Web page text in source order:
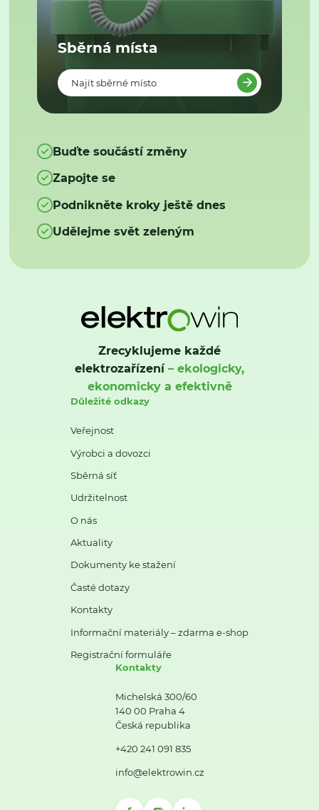
Sběrná místa
Najít sběrné místo
Buďte součástí změny
Zapojte se
Podnikněte kroky ještě dnes
Udělejme svět zeleným
Zrecyklujeme každé
elektrozařízení– ekologicky,
ekonomicky a efektivně
Důležité odkazy
Veřejnost
Výrobci a dovozci
Sběrná síť
Udržitelnost
O nás
Aktuality
Dokumenty ke stažení
Časté dotazy
Kontakty
Informační materiály – zdarma e-shop
Registrační formuláře
Kontakty
Michelská 300/60
140 00 Praha 4
Česká republika
+420 241 091 835
info@elektrowin.cz